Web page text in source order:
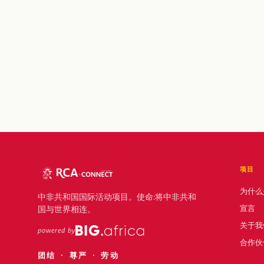
中非共和国国际活动项目。使命:将中非共和
国与世界相连。
powered by
团结 · 尊严 · 劳动
项目
为什
宣言
关于
合作